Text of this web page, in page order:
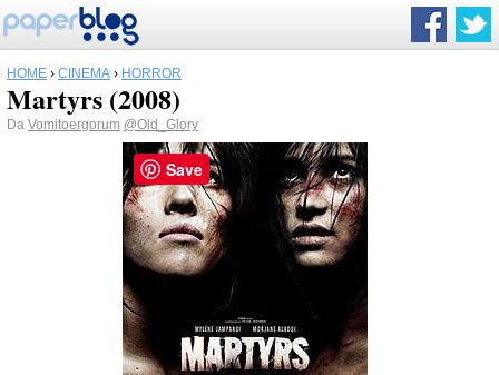
HOME › CINEMA › HORROR
Martyrs (2008)
Da Vomitoergorum @Old_Glory
Save